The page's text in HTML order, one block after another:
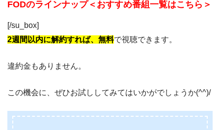
FODのラインナップ＜おすすめ番組一覧はこちら＞
[/su_box]
2週間以内に解約すれば、無料で視聴できます。
違約金もありません。
この機会に、ぜひお試ししてみてはいかがでしょうか(^^)/